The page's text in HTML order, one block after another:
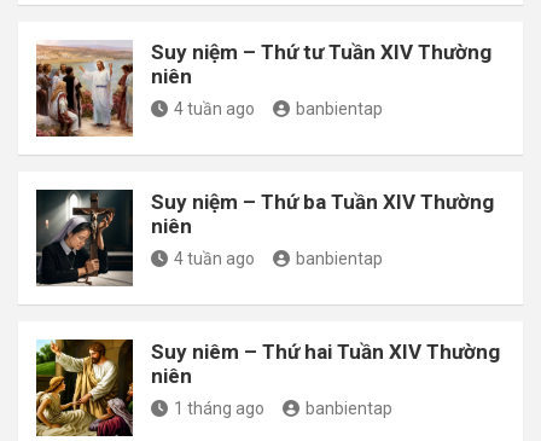
Suy niệm – Thứ tư Tuần XIV Thường
niên
4 tuần ago banbientap
Suy niệm – Thứ ba Tuần XIV Thường
niên
4 tuần ago banbientap
Suy niêm – Thứ hai Tuần XIV Thường
niên
1 tháng ago banbientap